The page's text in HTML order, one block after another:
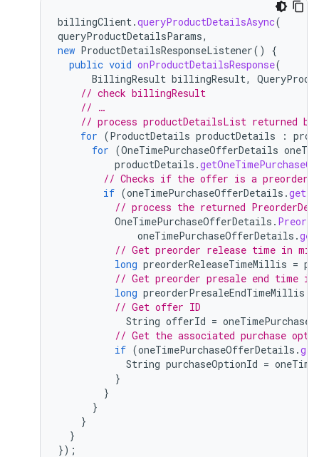
billingClient.queryProductDetailsAsync(
queryProductDetailsParams,
new ProductDetailsResponseListener()
{
public void onProductDetailsResponse(
BillingResult billingResult,
// check billingResult
// …
// process productDetailsList returned by
for (ProductDetails productDetails :
for (OneTimePurchaseOfferDetails
productDetails .
// Checks if the offer is a preorder
if (oneTimePurchaseOfferDetails .
// process the returned
OneTimePurchaseOfferDetails .
oneTimePurchaseOfferDetails .
// Get preorder release time in
long preorderReleaseTimeMillis =
// Get preorder presale end time
long preorderPresaleEndTimeMillis
// Get offer ID
String offerId =
// Get the associated purchase
if (oneTimePurchaseOfferDetails .
String purchaseOptionId =
}
}
}
}
}
});